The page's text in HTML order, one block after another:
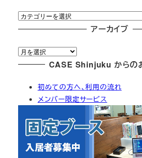
カ
テ
リ
ー
アーカイブ
ア
ー
CASE Shinjuku からの
初めての方へ、利用の流れ
メンバー限定サービス